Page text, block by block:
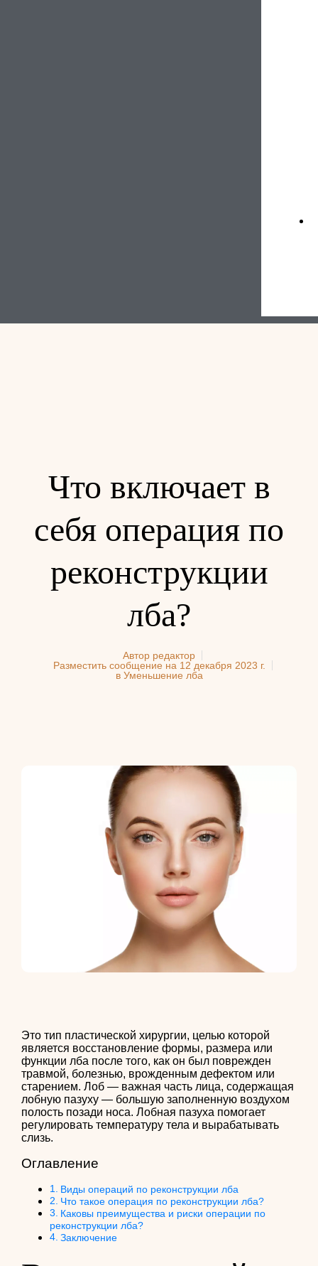
Что включает в
себя операция по
реконструкции
лба?
Автор редактор
Разместить сообщение на 12 декабря 2023 г.
в Уменьшение лба
Это тип пластической хирургии, целью которой
является восстановление формы, размера или
функции лба после того, как он был поврежден
травмой, болезнью, врожденным дефектом или
старением. Лоб — важная часть лица, содержащая
лобную пазуху — большую заполненную воздухом
полость позади носа. Лобная пазуха помогает
регулировать температуру тела и вырабатывать
слизь.
Оглавление
Виды операций по реконструкции лба
Что такое операция по реконструкции лба?
Каковы преимущества и риски операции по
реконструкции лба?
Заключение